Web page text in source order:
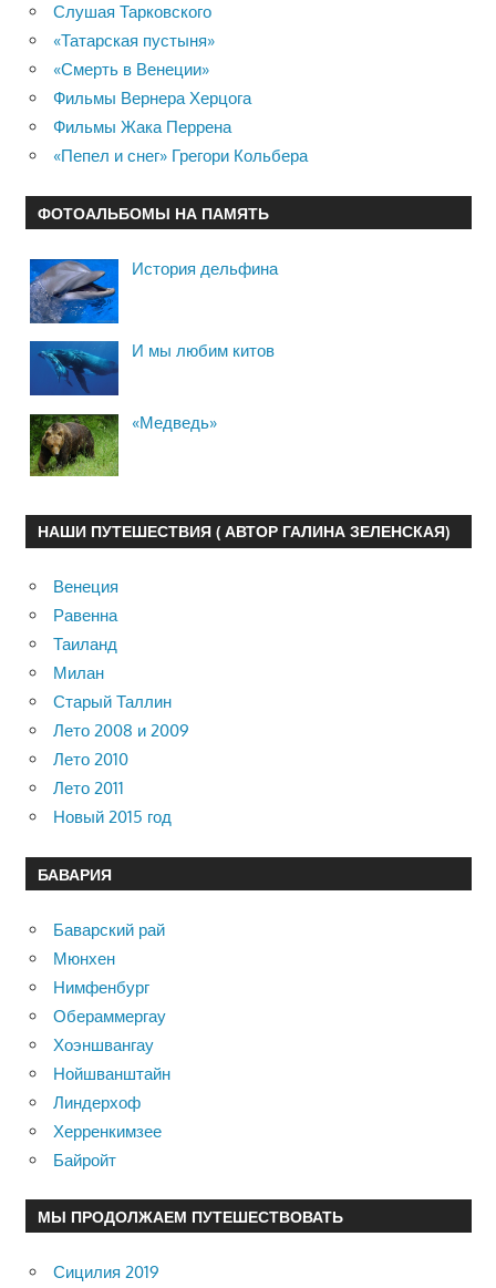
Слушая Тарковского
«Татарская пустыня»
«Смерть в Венеции»
Фильмы Вернера Херцога
Фильмы Жака Перрена
«Пепел и снег» Грегори Кольбера
ФОТОАЛЬБОМЫ НА ПАМЯТЬ
История дельфина
И мы любим китов
«Медведь»
НАШИ ПУТЕШЕСТВИЯ ( АВТОР ГАЛИНА ЗЕЛЕНСКАЯ)
Венеция
Равенна
Таиланд
Милан
Старый Таллин
Лето 2008 и 2009
Лето 2010
Лето 2011
Новый 2015 год
БАВАРИЯ
Баварский рай
Мюнхен
Нимфенбург
Обераммергау
Хоэншвангау
Нойшванштайн
Линдерхоф
Херренкимзее
Байройт
МЫ ПРОДОЛЖАЕМ ПУТЕШЕСТВОВАТЬ
Сицилия 2019